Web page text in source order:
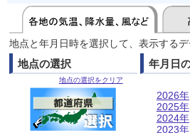
地点と年月日時を選択して、表示する
地点の選択
地点の選択をクリア
年月日
2026年
2025年
2024年
2023年